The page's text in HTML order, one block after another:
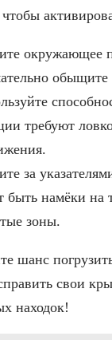
окружающее
требуют
за
быть намёки на
зоны.
шанс
свои
находок!